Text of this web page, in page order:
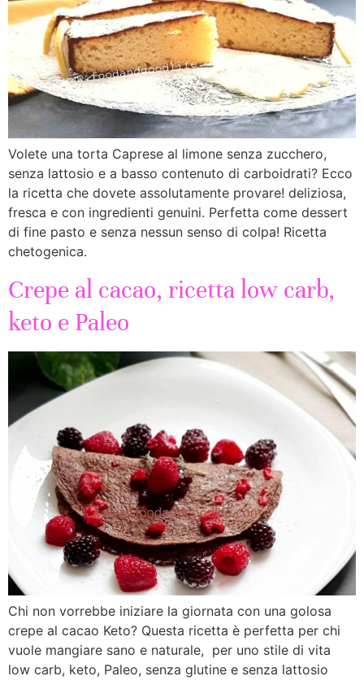
Volete una torta Caprese al limone senza zucchero,
senza lattosio e a basso contenuto di carboidrati? Ecco
la ricetta che dovete assolutamente provare! deliziosa,
fresca e con ingredienti genuini. Perfetta come dessert
di fine pasto e senza nessun senso di colpa! Ricetta
chetogenica.
Crepe al cacao, ricetta low carb,
keto e Paleo
Chi non vorrebbe iniziare la giornata con una golosa
crepe al cacao Keto? Questa ricetta è perfetta per chi
vuole mangiare sano e naturale, per uno stile di vita
low carb, keto, Paleo, senza glutine e senza lattosio